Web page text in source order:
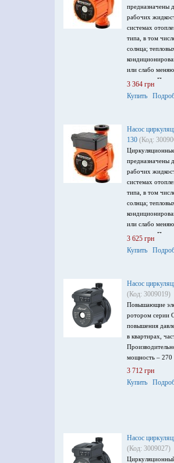
предназначены
рабочих
системах
типа, в том
солнца;
или слабо
жидкости.
напор до 5.1
напряжение
3 364 грн
Купить
Насос
130 (Код:
предназначены
рабочих
системах
типа, в том
солнца;
или слабо
жидкости.
до 5 м,
220 В.
3 625 грн
Купить
Насос
(Код: 3009019)
Повышающие
ротором серии
повышения
в квартирах,
мощность – 270
3 712 грн
Купить
Насос
(Код: 3009027)